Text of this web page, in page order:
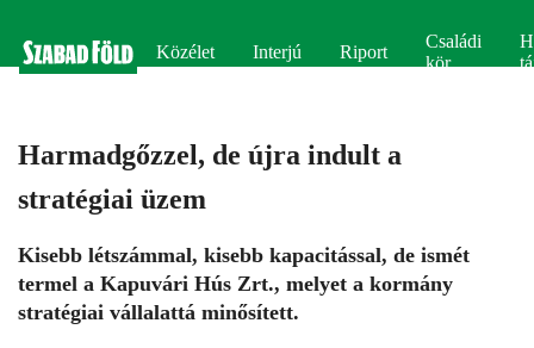
Közélet Interjú Riport
Családi
kör
Harmadgőzzel, de újra indult a
stratégiai üzem
Kisebb létszámmal, kisebb kapacitással, de ismét
termel a Kapuvári Hús Zrt., melyet a kormány
stratégiai vállalattá minősített.